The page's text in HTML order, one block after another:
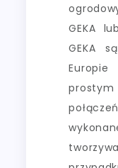
GEKA
GEKA